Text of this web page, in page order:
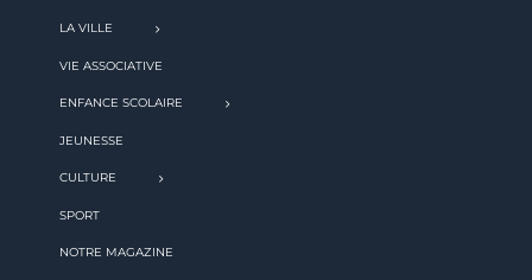
LA VILLE
VIE ASSOCIATIVE
ENFANCE SCOLAIRE
JEUNESSE
CULTURE
SPORT
NOTRE MAGAZINE